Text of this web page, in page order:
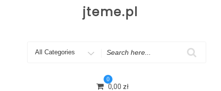
jteme.pl
Search
0
0,00 zł